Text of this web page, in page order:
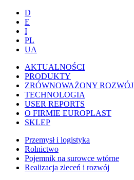
D
E
I
PL
UA
AKTUALNOŚCI
PRODUKTY
ZRÓWNOWAŻONY ROZWÓJ
TECHNOLOGIA
USER REPORTS
O FIRMIE EUROPLAST
SKLEP
Przemysł i logistyka
Rolnictwo
Pojemnik na surowce wtórne
Realizacja zleceń i rozwój